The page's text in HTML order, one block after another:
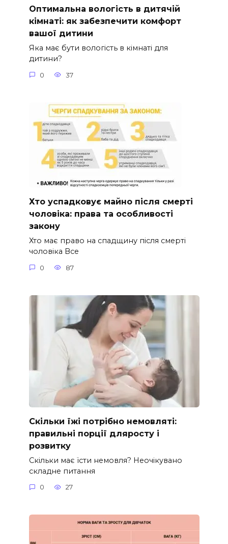
Оптимальна вологість в дитячій
кімнаті: як забезпечити комфорт
вашої дитини
Яка має бути вологість в кімнаті для
дитини?
0 37
Хто успадковує майно після смерті
чоловіка: права та особливості
закону
Хто має право на спадщину після смерті
чоловіка Все
0 87
Скільки їжі потрібно немовляті:
правильні порції дляросту і
розвитку
Скільки має їсти немовля? Неочікувано
складне питання
0 27